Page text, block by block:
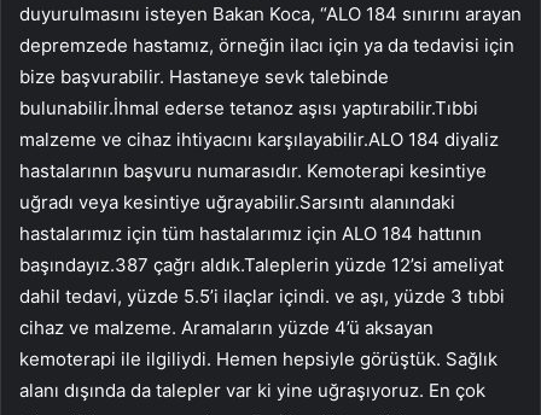
duyurulmasını isteyen Bakan Koca, “ALO 184 sınırını arayan
depremzede hastamız, örneğin ilacı için ya da tedavisi için
bize başvurabilir. Hastaneye sevk talebinde
bulunabilir.İhmal ederse tetanoz aşısı yaptırabilir.Tıbbi
malzeme ve cihaz ihtiyacını karşılayabilir.ALO 184 diyaliz
hastalarının başvuru numarasıdır. Kemoterapi kesintiye
uğradı veya kesintiye uğrayabilir.Sarsıntı alanındaki
hastalarımız için tüm hastalarımız için ALO 184 hattının
başındayız.387 çağrı aldık.Taleplerin yüzde 12’si ameliyat
dahil tedavi, yüzde 5.5’i ilaçlar içindi. ve aşı, yüzde 3 tıbbi
cihaz ve malzeme. Aramaların yüzde 4’ü aksayan
kemoterapi ile ilgiliydi. Hemen hepsiyle görüştük. Sağlık
alanı dışında da talepler var ki yine uğraşıyoruz. En çok